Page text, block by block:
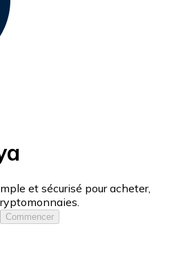
et sécurisé pour acheter,
Commencer